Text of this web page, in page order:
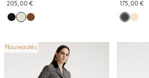
205,00 € 175,00 €
Nouveautés